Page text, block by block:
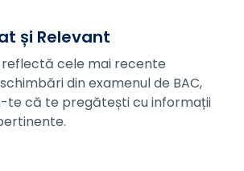
și Relevant
cele mai recente
din examenul de BAC,
te că te pregătești cu informații